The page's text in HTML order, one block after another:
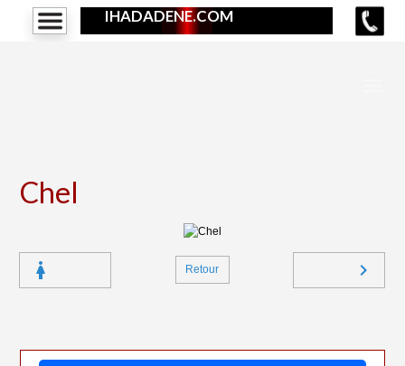
IHADADENE.COM
Chel
Retour